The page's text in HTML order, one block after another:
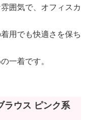
囲気で、オフィスカ
用でも快適さを保ち
一着です。
ラウス ピンク系